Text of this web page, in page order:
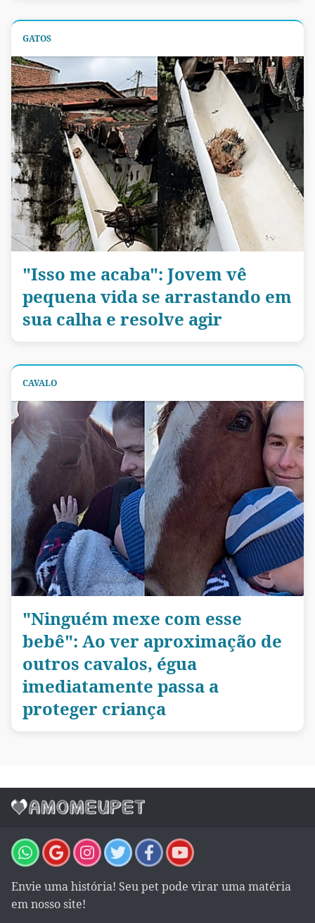
GATOS
"Isso me acaba": Jovem vê
pequena vida se arrastando em
sua calha e resolve agir
CAVALO
"Ninguém mexe com esse
bebê": Ao ver aproximação de
outros cavalos, égua
imediatamente passa a
proteger criança
Envie uma história! Seu pet pode virar uma matéria
em nosso site!